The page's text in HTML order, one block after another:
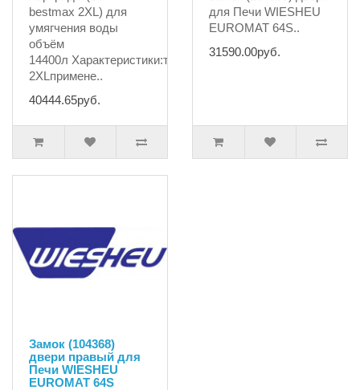
bestmax 2XL) для
умягчения воды
объём
14400л Характеристики:типbestmax
2XLпримене..
40444.65руб.
для Печи WIESHEU
EUROMAT 64S..
31590.00руб.
Замок (104368)
двери правый для
Печи WIESHEU
EUROMAT 64S